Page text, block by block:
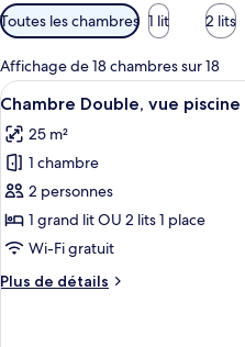
Filtres
disponibles
pour
les
chambres
Toutes les chambres 1 lit 2 lits
Affichage de 18 chambres sur 18
Afficher
toutes
les
photos
pour
ce
type
chambre :
12
Chambre Double, vue piscine
25 m²
1 chambre
2 personnes
1 grand lit OU 2 lits 1 place
Wi-Fi gratuit
Plus de détails
Plus